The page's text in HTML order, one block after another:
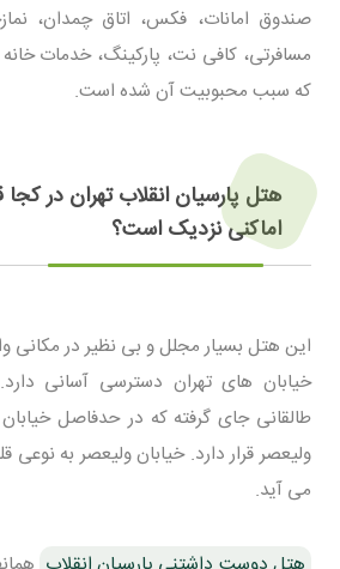
صندوق امانات، فکس، اتاق چمدان،
مسافرتی، کافی نت، پارکینگ، خدمات
که سبب محبوبیت آن شده است.
هتل پارسیان انقلاب تهران در کجا
اماکنی نزدیک است؟
این هتل بسیار مجلل و بی نظیر در مکانی
خیابان های تهران دسترسی آسانی
طالقانی جای گرفته که در حدفاصل
ولیعصر قرار دارد. خیابان ولیعصر به
می آید.